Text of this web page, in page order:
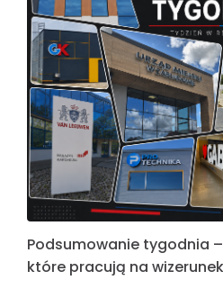
Podsumowanie tygodnia
które pracują na